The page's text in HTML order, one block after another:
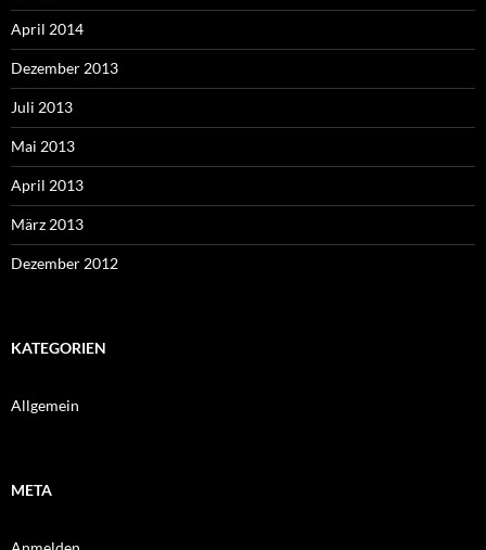
April 2014
Dezember 2013
Juli 2013
Mai 2013
April 2013
März 2013
Dezember 2012
KATEGORIEN
Allgemein
META